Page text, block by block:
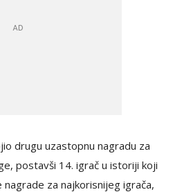
drugu uzastopnu nagradu za
postavši 14. igrač u istoriji koji
za najkorisnijeg igrača,